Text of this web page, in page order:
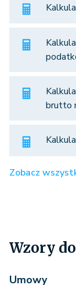
brutto
Zobacz
Wzory
Umowy